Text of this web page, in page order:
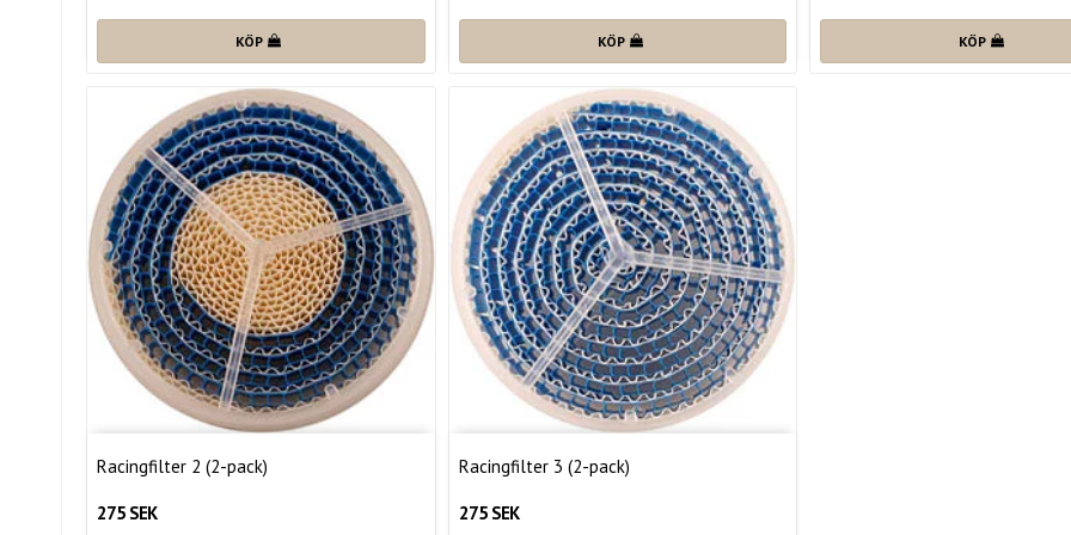
KÖP KÖP KÖP
Racingfilter 2 (2-pack)
275 SEK
Racingfilter 3 (2-pack)
275 SEK